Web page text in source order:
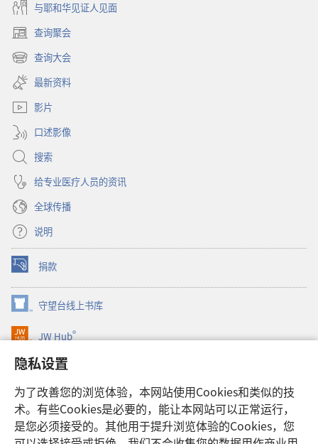
隐私设置
为了改善您的浏览体验，本网站使用Cookies和类似的技
术。有些Cookies是必要的，能让本网站可以正常运行，
是您必须接受的。其他用于提升浏览体验的Cookies，您
与耶和华见证人见面
查询聚会
（打
开
新
窗
口）
查询大会
（打
开
新
窗
最新资料
影片
口述影像
搜索
给专业医疗人员的资讯
全球传播
说明
捐款
（打
开
新
窗
口）
守望台线上书库
（打
开
新
口）
JW Hub®
（打
开
新
窗
口）
JW Library®
Watchtower Library